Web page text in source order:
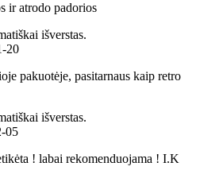
ir atrodo padorios
išverstas.
pakuotėje, pasitarnaus kaip retro
išverstas.
! labai rekomenduojama ! I.K